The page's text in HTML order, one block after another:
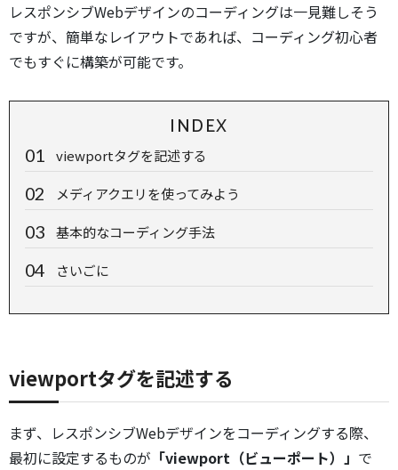
レスポンシブWebデザインのコーディングは一見難しそう
ですが、簡単なレイアウトであれば、コーディング初心者
でもすぐに構築が可能です。
INDEX
viewportタグを記述する
メディアクエリを使ってみよう
基本的なコーディング手法
さいごに
viewportタグを記述する
まず、レスポンシブWebデザインをコーディングする際、
最初に設定するものが 「viewport（ビューポート）」 で